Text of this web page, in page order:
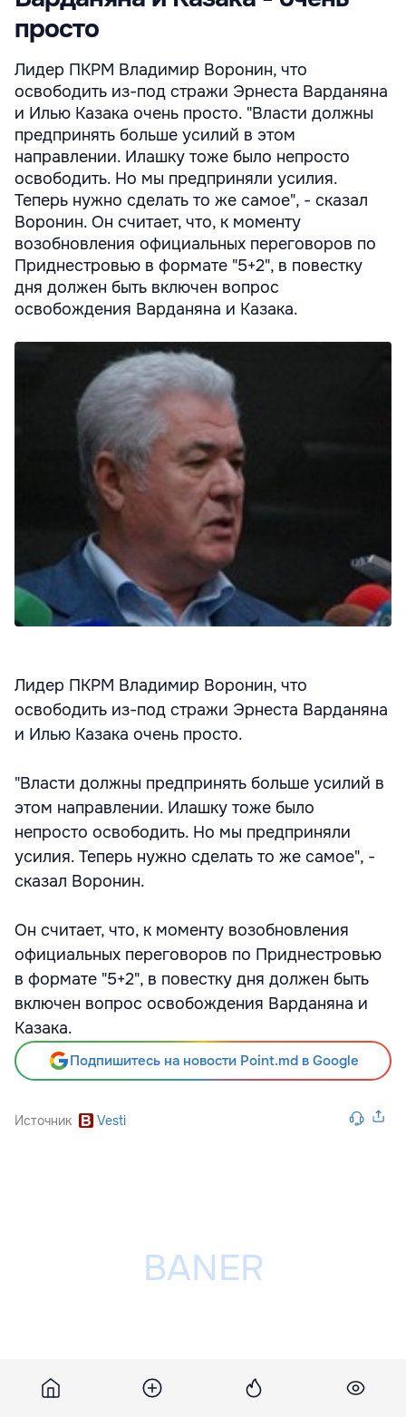
просто
Лидер ПКРМ Владимир Воронин, что
освободить из-под стражи Эрнеста Варданяна
и Илью Казака очень просто. "Власти должны
предпринять больше усилий в этом
направлении. Илашку тоже было непросто
освободить. Но мы предприняли усилия.
Теперь нужно сделать то же самое", - сказал
Воронин. Он считает, что, к моменту
возобновления официальных переговоров по
Приднестровью в формате "5+2", в повестку
дня должен быть включен вопрос
освобождения Варданяна и Казака.
Лидер ПКРМ Владимир Воронин, что
освободить из-под стражи Эрнеста Варданяна
и Илью Казака очень просто.
"Власти должны предпринять больше усилий в
этом направлении. Илашку тоже было
непросто освободить. Но мы предприняли
усилия. Теперь нужно сделать то же самое", -
сказал Воронин.
Он считает, что, к моменту возобновления
официальных переговоров по Приднестровью
в формате "5+2", в повестку дня должен быть
включен вопрос освобождения Варданяна и
Казака.
Подпишитесь на новости Point.md в Google
Источник Vesti
Разместить рекламу на сайте